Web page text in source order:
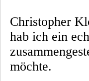
Christopher
hab ich ein
möchte.